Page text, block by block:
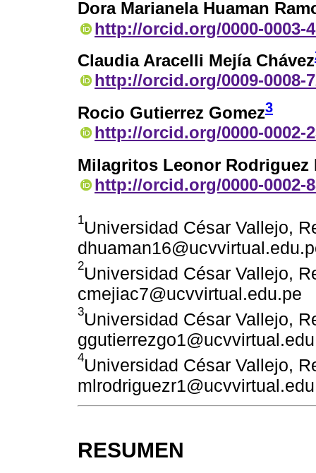
Dora Marianela Huaman
http://orcid.org/0000-0003-
Claudia Aracelli Mejía Chávez
http://orcid.org/0009-0008-
Rocio Gutierrez Gomez3
http://orcid.org/0000-0002-
Milagritos Leonor Rodriguez
http://orcid.org/0000-0002-
1Universidad César Vallejo,
2Universidad César Vallejo,
cmejiac7@ucvvirtual.edu.pe
3Universidad César Vallejo,
4Universidad César Vallejo,
RESUMEN